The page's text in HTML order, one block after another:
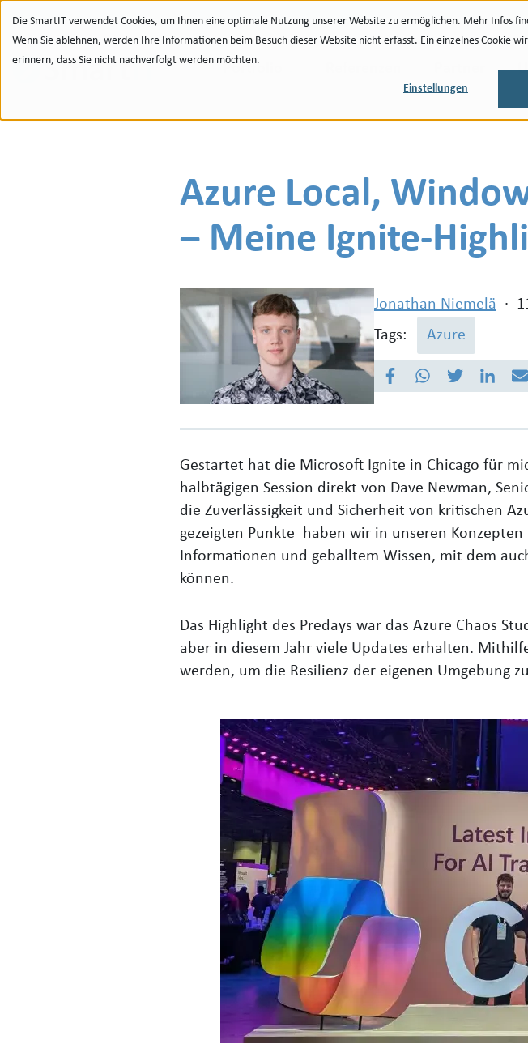
Die SmartIT verwendet Cookies, um Ihnen eine optimale Nutzung unserer Website zu ermöglichen. Mehr Infos
Wenn Sie ablehnen, werden Ihre Informationen beim Besuch dieser Website nicht erfasst. Ein einzelnes Cookie
erinnern, dass Sie nicht nachverfolgt werden möchten.
Einstellungen
Portfolio
Azure Local,
‒ Meine Ignite-
Jonathan Niemelä ·
Tags:
Azure
Gestartet hat die Microsoft Ignite in Chicago für
halbtägigen Session direkt von Dave Newman,
die Zuverlässigkeit und Sicherheit von kritischen
gezeigten Punkte haben wir in unseren
Informationen und geballtem Wissen, mit dem
können.
Das Highlight des Predays war das Azure Chaos
aber in diesem Jahr viele Updates erhalten.
werden, um die Resilienz der eigenen Umgebung